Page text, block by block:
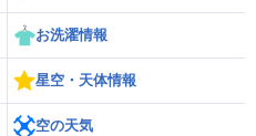
お洗濯情報
星空・天体情報
空の天気